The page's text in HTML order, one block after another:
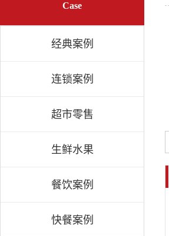
Case
经典案例
连锁案例
超市零售
生鲜水果
餐饮案例
快餐案例